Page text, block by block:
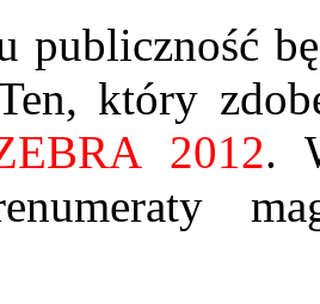
publiczność
który
2012.